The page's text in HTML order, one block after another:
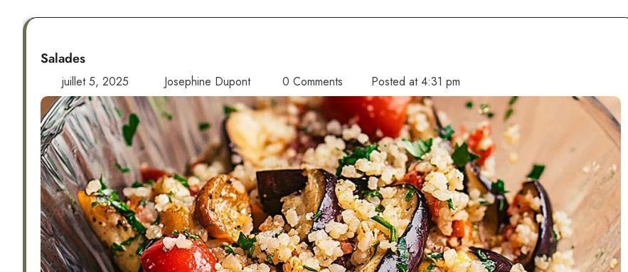
Salades
juillet 5, 2025 Josephine Dupont 0 Comments Posted at4:31 pm